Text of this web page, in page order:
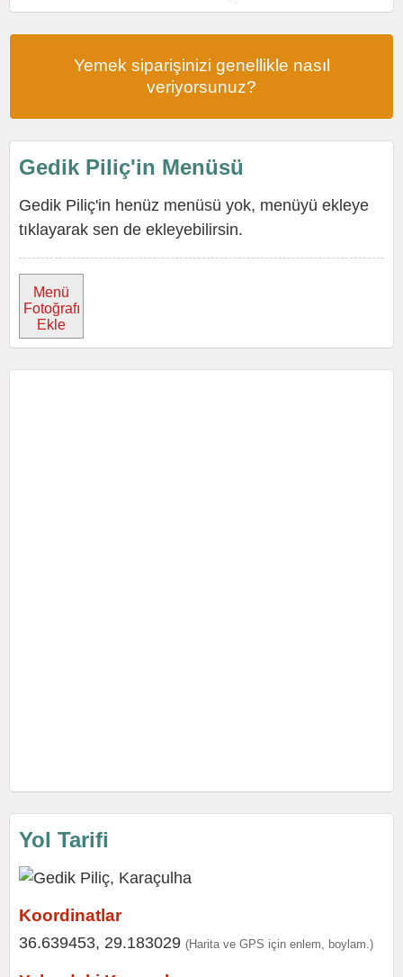
Yemek siparişinizi genellikle nasıl
veriyorsunuz?
Gedik Piliç'in Menüsü
Gedik Piliç'in henüz menüsü yok, menüyü ekleye
tıklayarak sen de ekleyebilirsin.
Menü
Fotoğrafı
Ekle
Yol Tarifi
Koordinatlar
36.639453, 29.183029 (Harita ve GPS için enlem, boylam.)